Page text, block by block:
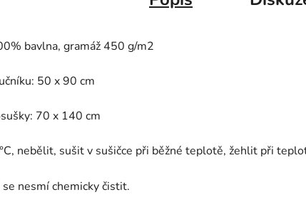
bavlna, gramáž 450 g/m2
50 x 90 cm
70 x 140 cm
nebělit, sušit v sušičce při běžné teplotě, žehlit při